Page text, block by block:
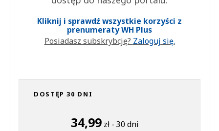
Kliknij i sprawdź wszystkie korzyści z
prenumeraty WH Plus
Posiadasz subskrybcję? Zaloguj się.
DOSTĘP 30 DNI
34,99 zł - 30 dni